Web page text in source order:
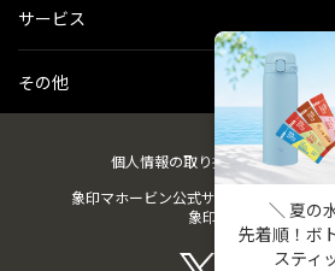
サービス
その他
個人情報の取り扱い会社概要ご利
象印マホービン公式サイト
象印パーツダイレクト
＼ 夏の
先着順！ボ
スティ